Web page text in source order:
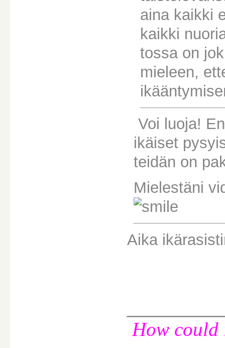
aina kaikki
kaikki
tossa on
mieleen,
Voi luoja!
ikäiset
teidän on
Mielestäni
Aika
How could